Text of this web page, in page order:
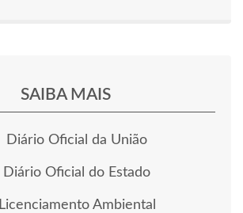
SAIBA MAIS
Diário Oficial da União
Diário Oficial do Estado
Licenciamento Ambiental